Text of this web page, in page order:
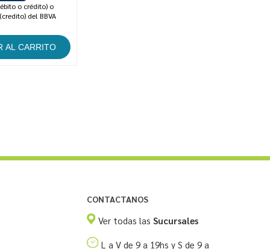
o crédito) o
del BBVA
CONTACTANOS
Ver todas las Sucursales
L a V de 9 a 19hs y S de 9 a